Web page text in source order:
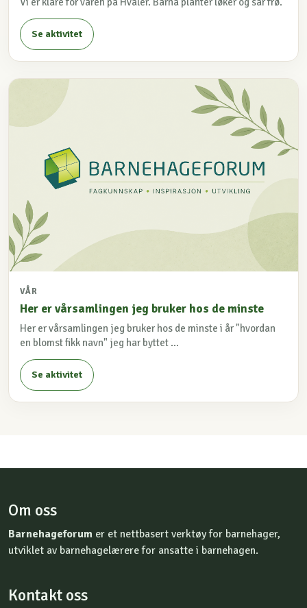
Se aktivitet
VÅR
Her er vårsamlingen jeg bruker hos de minste
Her er vårsamlingen jeg bruker hos de minste i år "hvordan
en blomst fikk navn" jeg har byttet ...
Se aktivitet
Om oss
Barnehageforum er et nettbasert verktøy for barnehager,
utviklet av barnehagelærere for ansatte i barnehagen.
Kontakt oss